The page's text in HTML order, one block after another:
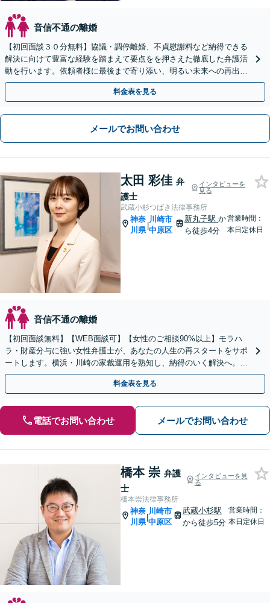
音信不通の離婚
【初回面談３０分無料】協議・調停離婚、不貞慰謝料など納得できる
解決に向けて豊富な経験を踏まえて要点をを押さえた徹底した弁護活
動を行います。依頼者様に最後まで寄り添い、明るい未来への再出発
を全力でサポートします。まずは気軽にご相談ください。
料金表を見る
メールでお問い合わせ
太田 彩佳 弁
護士
インタビューを
見る
武蔵小杉つばき法律事務所
神奈
川県
|
川崎市
中原区
新丸子駅か
ら徒歩4分
営業時間：
本日定休日
音信不通の離婚
【初回面談無料】【WEB面談可】【女性のご相談90%以上】モラハ
ラ・財産分与に強い女性弁護士が、あなたの人生の再スタートをサポ
ートします。横浜・川崎の家裁運用を熟知し、納得のいく解決へ。ま
ずは一人で抱え込まずにご相談ください。
料金表を見る
電話でお問い合わせ メールでお問い合わせ
橋本 崇 弁護
士
インタビューを見
る
橋本崇法律事務所
神奈
川県
|
川崎市
中原区
武蔵小杉駅
から徒歩5分
営業時間：
本日定休日